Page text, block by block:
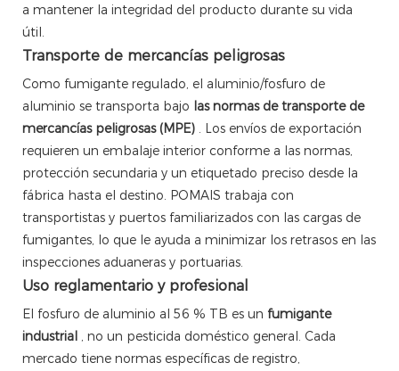
a mantener la integridad del producto durante su vida
útil.
Transporte de mercancías peligrosas
Como fumigante regulado, el aluminio/fosfuro de
aluminio se transporta bajo las normas de transporte de
mercancías peligrosas (MPE) . Los envíos de exportación
requieren un embalaje interior conforme a las normas,
protección secundaria y un etiquetado preciso desde la
fábrica hasta el destino. POMAIS trabaja con
transportistas y puertos familiarizados con las cargas de
fumigantes, lo que le ayuda a minimizar los retrasos en las
inspecciones aduaneras y portuarias.
Uso reglamentario y profesional
El fosfuro de aluminio al 56 % TB es un fumigante
industrial , no un pesticida doméstico general. Cada
mercado tiene normas específicas de registro,